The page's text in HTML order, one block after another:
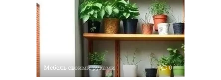
Мебель своими руками 0